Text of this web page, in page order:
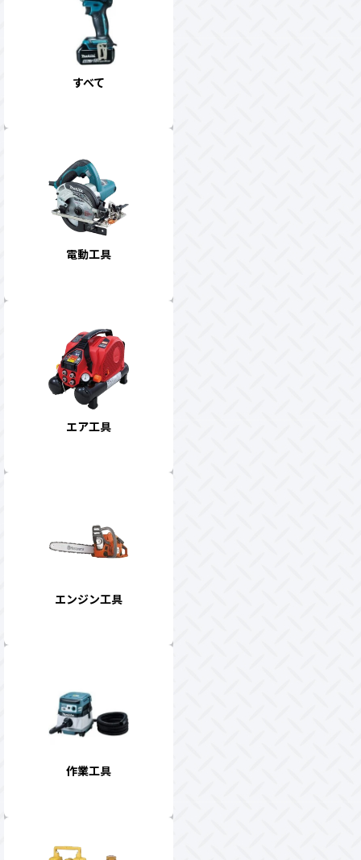
すべて
電動工具
エア工具
エンジン工具
作業工具